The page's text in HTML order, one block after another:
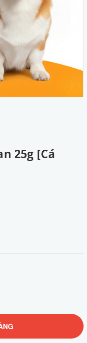
25g [Cá